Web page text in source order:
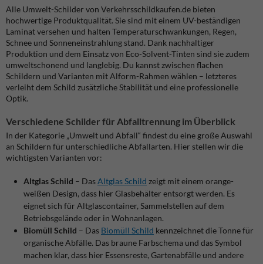
Alle Umwelt-Schilder von Verkehrsschildkaufen.de bieten
hochwertige Produktqualität. Sie sind mit einem UV-beständigen
Laminat versehen und halten Temperaturschwankungen, Regen,
Schnee und Sonneneinstrahlung stand. Dank nachhaltiger
Produktion und dem Einsatz von Eco-Solvent-Tinten sind sie zudem
umweltschonend und langlebig. Du kannst zwischen flachen
Schildern und Varianten mit Alform-Rahmen wählen – letzteres
verleiht dem Schild zusätzliche Stabilität und eine professionelle
Optik.
Verschiedene Schilder für Abfalltrennung im Überblick
In der Kategorie „Umwelt und Abfall“ findest du eine große Auswahl
an Schildern für unterschiedliche Abfallarten. Hier stellen wir die
wichtigsten Varianten vor:
Altglas Schild – DasAltglas Schild zeigt mit einem orange-
weißen Design, dass hier Glasbehälter entsorgt werden. Es
eignet sich für Altglascontainer, Sammelstellen auf dem
Betriebsgelände oder in Wohnanlagen.
Biomüll Schild – Das Biomüll Schild kennzeichnet die Tonne für
organische Abfälle. Das braune Farbschema und das Symbol
machen klar, dass hier Essensreste, Gartenabfälle und andere